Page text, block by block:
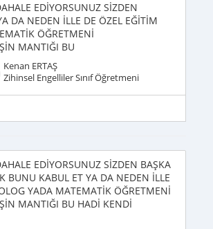
EDİYORSUNUZ SİZDEN
DA NEDEN İLLE DE ÖZEL EĞİTİM
ÖĞRETMENİ
MANTIĞI BU
Kenan ERTAŞ
Zihinsel Engelliler Sınıf Öğretmeni
EDİYORSUNUZ SİZDEN BAŞKA
BUNU KABUL ET YA DA NEDEN İLLE
YADA MATEMATİK ÖĞRETMENİ
MANTIĞI BU HADİ KENDİ